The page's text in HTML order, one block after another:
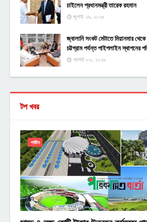
চাইলেন প্রধানমন্ত্রী তারেক রহমান
জুলাই ২৯, ২০২৬
জ্বালানি সংকট মেটাতে মিয়ানমার
চট্টগ্রাম পর্যন্ত পাইপলাইন স্থাপনের
আগস্ট ০৩, ২০২৬
টপ খবর
পর্যটন